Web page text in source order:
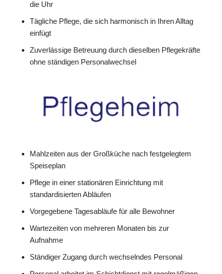
die Uhr
Tägliche Pflege, die sich harmonisch in Ihren Alltag
einfügt
Zuverlässige Betreuung durch dieselben Pflegekräfte
ohne ständigen Personalwechsel
Mahlzeiten aus der Großküche nach festgelegtem
Speiseplan
Pflege in einer stationären Einrichtung mit
standardisierten Abläufen
Vorgegebene Tagesabläufe für alle Bewohner
Wartezeiten von mehreren Monaten bis zur
Aufnahme
Ständiger Zugang durch wechselndes Personal